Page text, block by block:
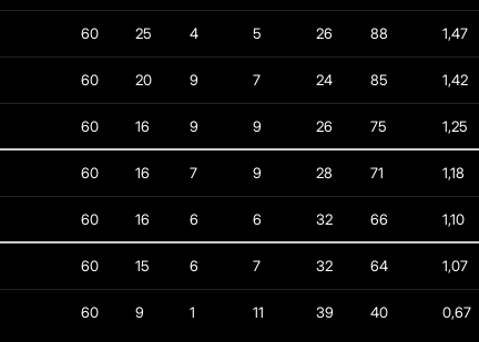
60 25 4 5 26 88 1,47
60 20 9 7 24 85 1,42
60 16 9 9 26 75 1,25
60 16 7 9 28 71 1,18
60 16 6 6 32 66 1,10
60 15 6 7 32 64 1,07
60 9 1 11 39 40 0,67